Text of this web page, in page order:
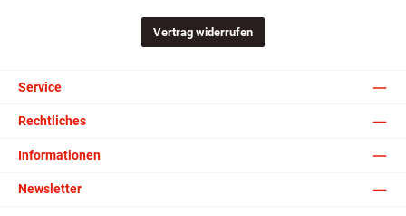
Vertrag widerrufen
Service
Rechtliches
Informationen
Newsletter